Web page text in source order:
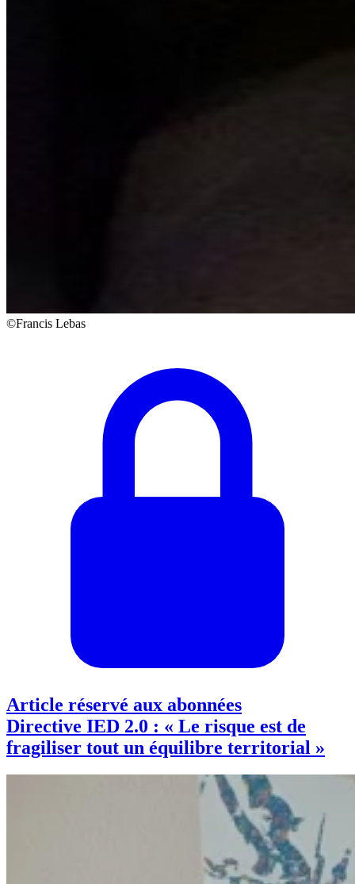
©Francis Lebas
Article réservé aux abonnées
Directive IED 2.0 : « Le risque est de
fragiliser tout un équilibre territorial »